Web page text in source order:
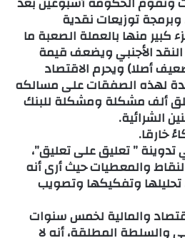
توزيعات نقدية
منها بالعملة الصعبة ما
الأجنبي ويضعف قيمة
أصلا) ويحرم الاقتصاد
لهذه الصفقات على مسالكه
ألف مشكلة ومشكلة للبنك
الشرائية.
خارقا.
” تعليق على تعليق”،
والمعطيات حيث أرى أنه
تحليلها وتفكيكها وتصويب
والمالية لخمس سنوات
والسلطة المطلقة، أنه لا